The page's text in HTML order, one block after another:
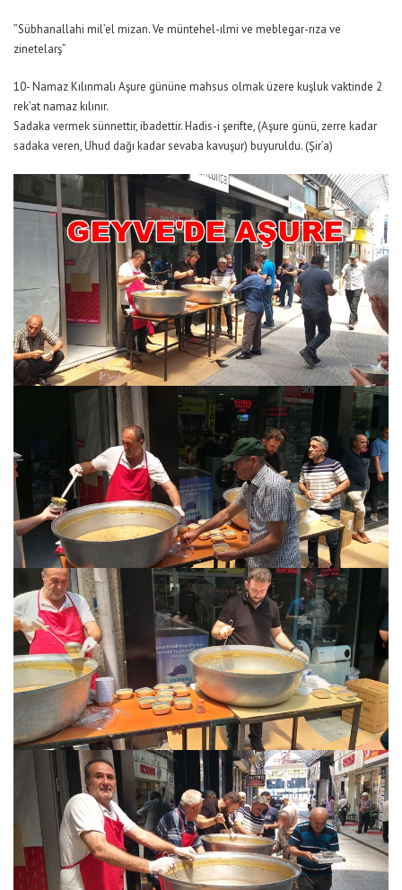
”Sübhanallahi mil’el mizan. Ve müntehel-ılmi ve meblegar-rıza ve
zinetelarş”
10- Namaz Kılınmalı Aşure gününe mahsus olmak üzere kuşluk vaktinde 2
rek’at namaz kılınır.
Sadaka vermek sünnettir, ibadettir. Hadis-i şerifte, (Aşure günü, zerre kadar
sadaka veren, Uhud dağı kadar sevaba kavuşur) buyuruldu. (Şir’a)